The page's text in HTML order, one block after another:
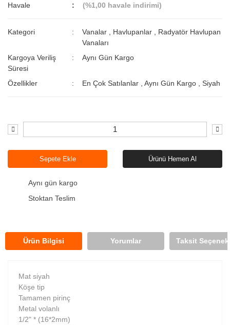
Havale (%1,00 havale indirimi)
Kategori Vanalar Havlupanlar
Radyatör Havlupan
Vanaları
Kargoya Veriliş
Süresi
Aynı Gün Kargo
Özellikler En Çok Satılanlar ,Aynı Gün Kargo ,Siyah
Sepete Ekle Ürünü Hemen Al
Aynı gün kargo
Stoktan Teslim
Ürün Bilgisi Yorumlar Taksit
Mat siyah
Köşe tip
Tamamen pirinç
Metal volanlı
1/2" * (16*2mm)